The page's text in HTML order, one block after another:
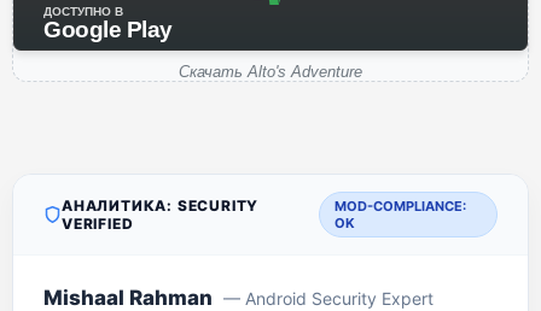
ДОСТУПНО В
Google Play
Скачать Alto's Adventure
АНАЛИТИКА: SECURITY
VERIFIED
MOD-COMPLIANCE:
OK
Mishaal Rahman — Android Security Expert